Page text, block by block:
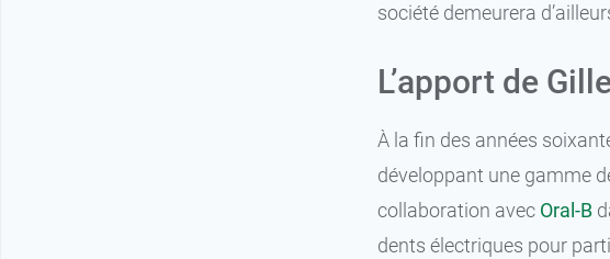
société demeurera
L’apport de
À la fin des années
développant une gamme
collaboration avec Oral-B
dents électriques pour